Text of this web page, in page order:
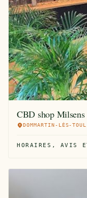
CBD shop Milsens
DOMMARTIN-LÈS-
HORAIRES, AVIS